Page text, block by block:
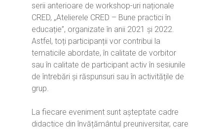
serii anterioare de workshop-uri naționale
CRED, „Atelierele CRED – Bune practici în
educație”, organizate în anii 2021 și 2022.
Astfel, toți participanții vor contribui la
tematicile abordate, în calitate de vorbitor
sau în calitate de participant activ în sesiunile
de întrebări și răspunsuri sau în activitățile de
grup.
La fiecare eveniment sunt așteptate cadre
didactice din învățământul preuniversitar, care
Ești cadru didactic?
Eu sunt CRED